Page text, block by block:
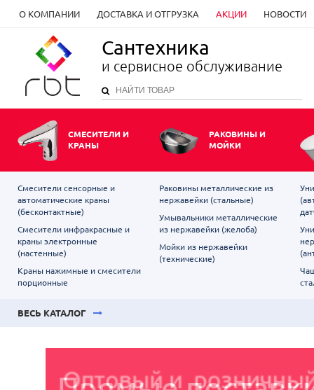
О КОМПАНИИ ДОСТАВКА И ОТГРУЗКА АКЦИИ НОВОСТИ
Сантехника
и сервисное обслуживание
СМЕСИТЕЛИ И
КРАНЫ
РАКОВИНЫ И
МОЙКИ
Смесители сенсорные и
автоматические краны
(бесконтактные)
Смесители инфракрасные и
краны электронные
(настенные)
Краны нажимные и смесители
порционные
Раковины металлические из
нержавейки (стальные)
Умывальники металлические
из нержавейки (желоба)
Мойки из нержавейки
(технические)
ВЕСЬ КАТАЛОГ